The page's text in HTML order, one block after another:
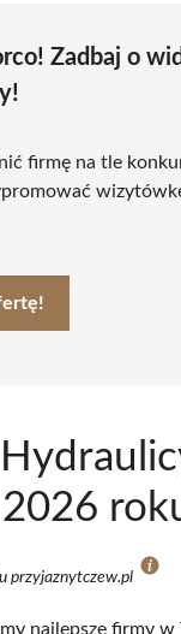
Zadbaj o
firmę na tle
przyjaznytczew.pl
najlepsze firmy